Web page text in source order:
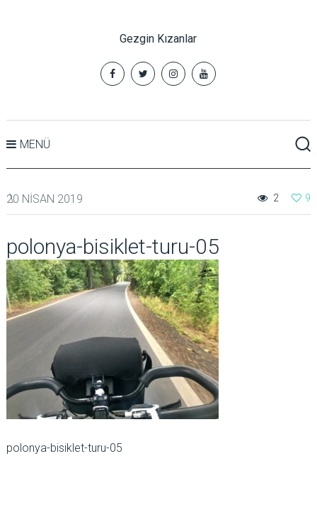
Gezgin Kızanlar
MENÜ
20 NISAN 2019 9
2
polonya-bisiklet-turu-05
polonya-bisiklet-turu-05